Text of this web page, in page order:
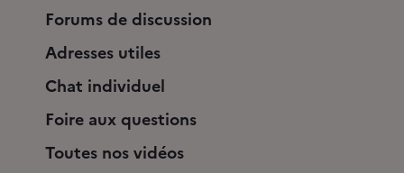
Forums de discussion
Adresses utiles
Chat individuel
Foire aux questions
Toutes nos vidéos